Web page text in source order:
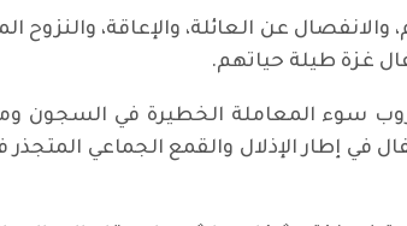
عن العائلة، والإعاقة، والنزوح
غزة طيلة حياتهم.
سوء المعاملة الخطيرة في السجون
في إطار الإذلال والقمع الجماعي